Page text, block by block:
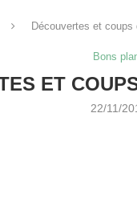
Découvertes et
Bons
ET
22/11/